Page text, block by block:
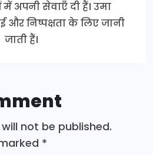
में अपनी सेवाएँ दी हैं। उमा
और निष्पक्षता के लिए जानी
जाती हैं।
not be published.
*